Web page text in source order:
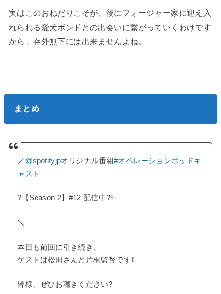
実はこのおねだりこそが、後にフォージャー家に迎え入
れられる愛犬ボンドとの出会いに繋がっていくわけです
から、存外無下には出来ませんよね。
まとめ
／ @spotifyjpオリジナル番組#オペレーションポッドキ
ャスト
?【Season 2】#12 配信中?✨
＼
本日も前回に引き続き、
ゲストは松田さんと片桐監督です‼️
皆様、ぜひお聴きください?